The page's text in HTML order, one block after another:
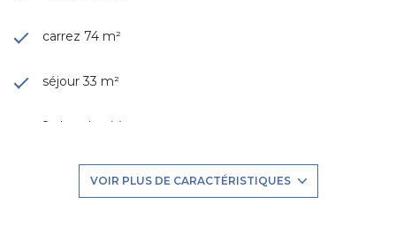
carrez 74 m²
séjour 33 m²
2 chambre(s)
VOIR PLUS DE CARACTÉRISTIQUES